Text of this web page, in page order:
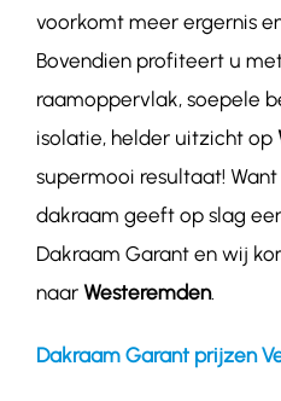
voorkomt meer ergernis
Bovendien profiteert u
raamoppervlak, soepele
isolatie, helder uitzicht op
supermooi resultaat!
dakraam geeft op slag
Dakraam Garant en wij
naar Westeremden.
Dakraam Garant prijzen